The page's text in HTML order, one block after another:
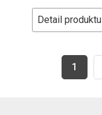
Detail produktu
1